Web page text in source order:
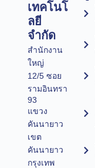
เทคโนโ
ลยี
จำกัด
สำนักงาน
ใหญ่
12/5 ซอย
รามอินทรา
93
แขวง
คันนายาว
เขต
คันนายาว
กรุงเทพ